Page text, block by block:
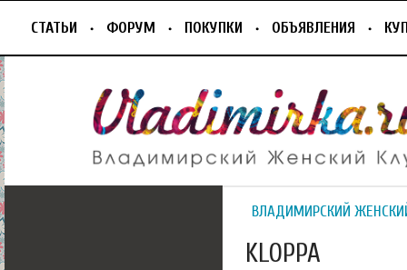
СТАТЬИ ФОРУМ ПОКУПКИ ОБЪЯВЛЕНИЯ
ВЛАДИМИРСКИЙ
KLOPPA